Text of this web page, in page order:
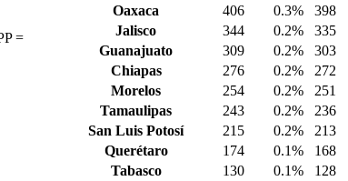
=
Oaxaca
406 0.3% 398
Jalisco
344 0.2% 335
Guanajuato
309 0.2% 303
Chiapas
276 0.2% 272
Morelos
254 0.2% 251
Tamaulipas
243 0.2% 236
San Luis Potosí
215 0.2% 213
Querétaro
174 0.1% 168
Tabasco
130 0.1% 128